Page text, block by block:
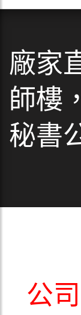
廠家
師樓
秘書
公